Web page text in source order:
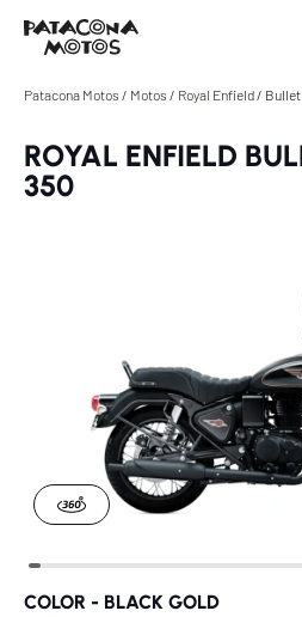
Patacona Motos/ Motos/ Royal Enfield/
ROYAL ENFIELD
350
COLOR - BLACK GOLD